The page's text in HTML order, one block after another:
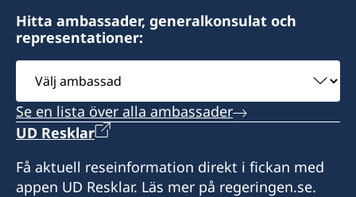
Sveriges generalkonsulat i Bryssel.
Honorärkonsul
Ronnie Leten
Assistent
Kato Claes
Besöksadress:
176, Chaussée romaine
BE-4300 WAREMME
Vänligen notera att du vid frågor om konsulära
ärenden i första hand ska vända dig till
Sveriges generalkonsulat i Bryssel.
Honorärkonsul
Hitta ambassader, generalkonsulat och
representationer:
Välj
ambassad
Se en lista över alla ambassader
UD Resklar
Få aktuell reseinformation direkt i fickan med
appen UD Resklar. Läs mer på regeringen.se.